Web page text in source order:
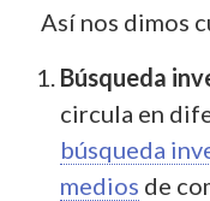
Así nos dimos
Búsqueda
circula en
búsqueda
medios de